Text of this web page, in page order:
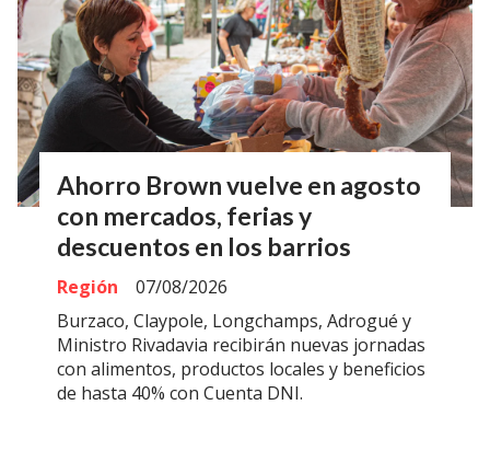
Ahorro Brown vuelve en agosto
con mercados, ferias y
descuentos en los barrios
Región
07/08/2026
Burzaco, Claypole, Longchamps, Adrogué y
Ministro Rivadavia recibirán nuevas jornadas
con alimentos, productos locales y beneficios
de hasta 40% con Cuenta DNI.